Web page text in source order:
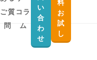
ご質
問
コラ
ム
い
合
わ
せ
料
お
試
し